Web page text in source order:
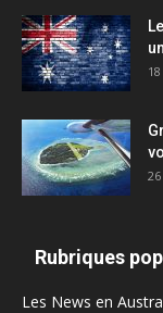
Rubriques
Les News en